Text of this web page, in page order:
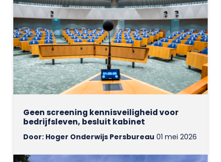
Geen screening kennisveiligheid voor
bedrijfsleven, besluit kabinet
Door: Hoger Onderwijs Persbureau 01 mei 2026